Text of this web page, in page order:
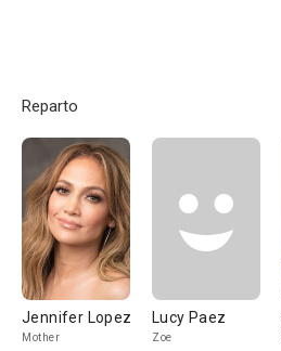
Reparto
Jennifer Lopez
Mother
Lucy Paez
Zoe